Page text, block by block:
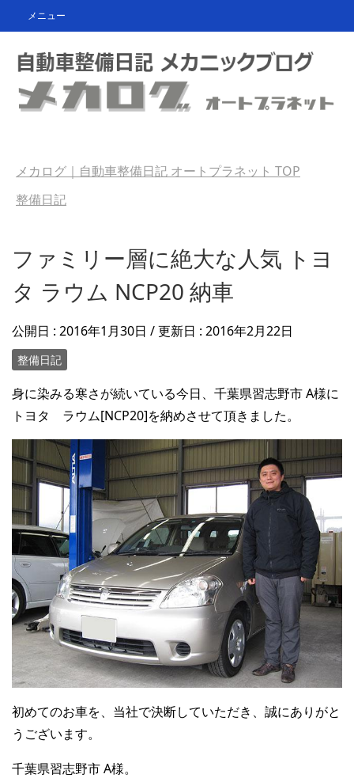
メニュー
メカログ｜自動車整備日記 オートプラネット TOP
整備日記
ファミリー層に絶大な人気 トヨ
タ ラウム NCP20 納車
公開日 : 2016年1月30日 / 更新日 : 2016年2月22日
整備日記
身に染みる寒さが続いている今日、千葉県習志野市 A様に
トヨタ ラウム[NCP20]を納めさせて頂きました。
初めてのお車を、当社で決断していただき、誠にありがと
うございます。
千葉県習志野市 A様。